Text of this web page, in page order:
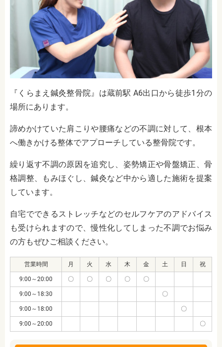
『くらまえ鍼灸整骨院』は蔵前駅 A6出口から徒歩1分の
場所にあります。
諦めかけていた肩こりや腰痛などの不調に対して、根本
へ働きかける整体でアプローチしている整骨院です。
繰り返す不調の原因を追究し、姿勢矯正や骨盤矯正、骨
格調整、もみほぐし、鍼灸など中から適した施術を提案
しています。
自宅でできるストレッチなどのセルフケアのアドバイス
も受けられますので、慢性化してしまった不調でお悩み
の方もぜひご相談ください。
営業時間 月 火 水 木 金 土 日 祝
9:00～20:00 〇 〇 〇 〇 〇
9:00～18:30 〇
9:00～18:00 〇
9:00～20:00 〇